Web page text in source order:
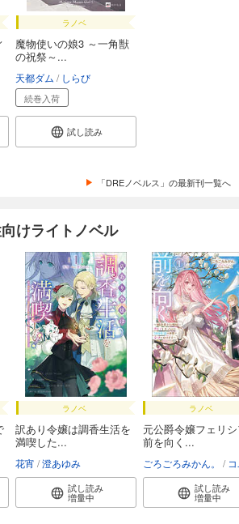
ラノベ
魔物使いの娘3 ～一角獣
の祝祭～...
天都ダム しらび
続巻入荷
試し読み
「DREノベルス」の最新刊一覧へ
けライトノベル
ラノベ
訳あり令嬢は調香生活を
満喫した...
花宵 澄あゆみ
試し読み
増量中
ラノベ
元公爵令嬢フェリ
前を向く...
ごろごろみかん。 コ
試し読み
増量中